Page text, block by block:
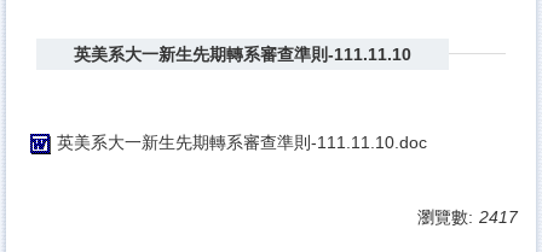
英美系大一新生先期轉系審查準則-111.11.10
英美系大一新生先期轉系審查準則-111.11.10.doc
瀏覽數: 2417